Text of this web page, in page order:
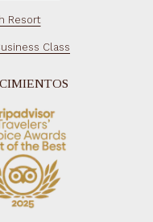
Resort
Class